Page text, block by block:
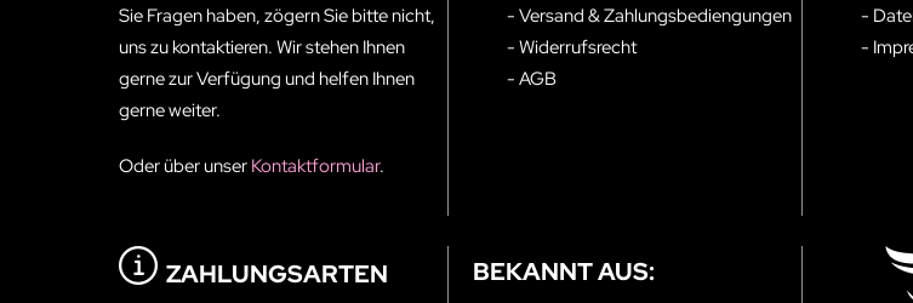
Sie Fragen haben, zögern Sie bitte nicht,
uns zu kontaktieren. Wir stehen Ihnen
gerne zur Verfügung und helfen Ihnen
gerne weiter.
Oder über unserKontaktformular.
- Versand & Zahlungsbediengungen
- Widerrufsrecht
- AGB
-
-
ZAHLUNGSARTEN BEKANNT AUS: